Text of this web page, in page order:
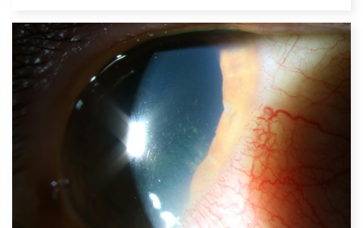
brandharen
zichtbaar
met
blote
oog?